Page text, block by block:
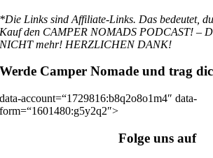
*Die Links sind Affiliate-Links. Das bedeutet,
Kauf den CAMPER NOMADS PODCAST! –
NICHT mehr! HERZLICHEN DANK!
Werde Camper Nomade und trag
data-account=“1729816:b8q2o8o1m4″ data-
form=“1601480:g5y2q2″>
Folge uns auf